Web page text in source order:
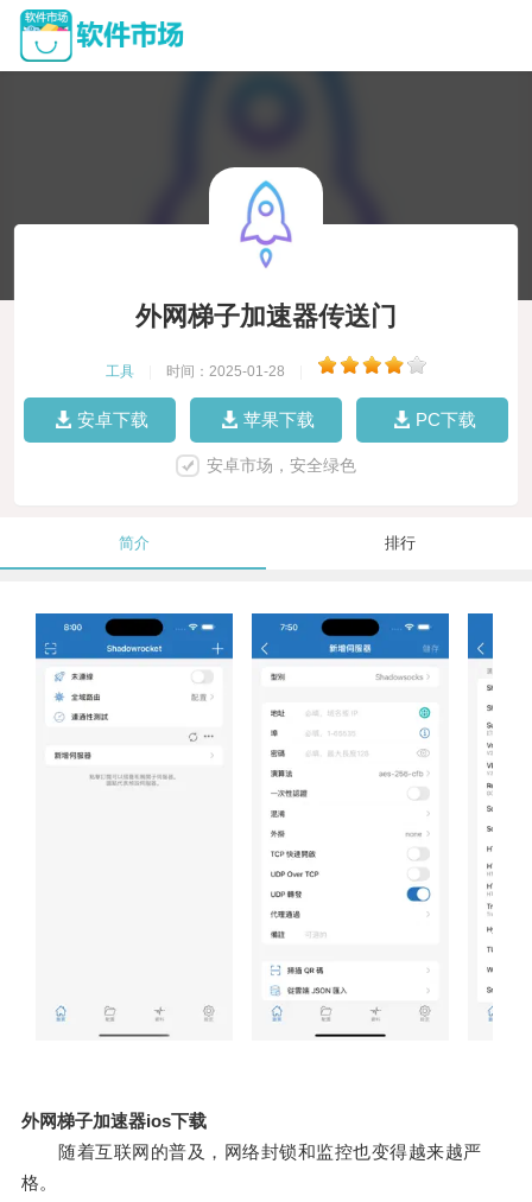
外网梯子加速器传送门
工具 时间：2025-01-28
安卓下载 苹果下载 PC下载
安卓市场，安全绿色
简介 排行
外网梯子加速器ios下载
随着互联网的普及，网络封锁和监控也变得越来越严
格。